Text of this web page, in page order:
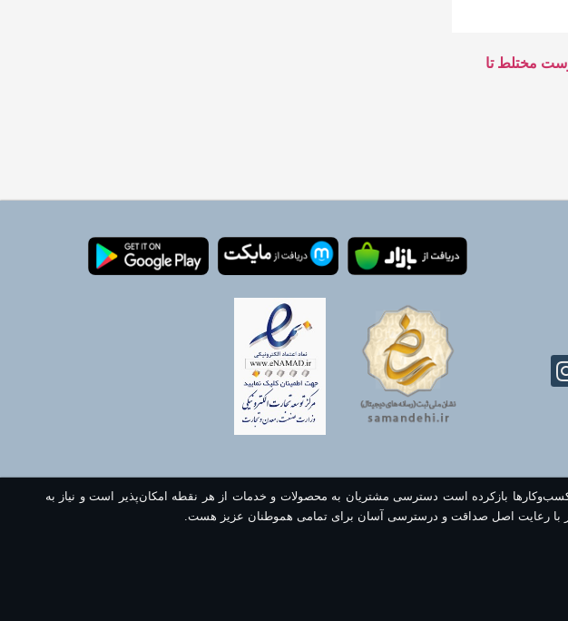
مختلط تا
بازکرده است دسترسی مشتریان به محصولات و خدمات از هر نقطه امکان‌پذیر است و نیاز به
با رعایت اصل صداقت و درسترسی آسان برای تمامی هموطنان عزیز هست.